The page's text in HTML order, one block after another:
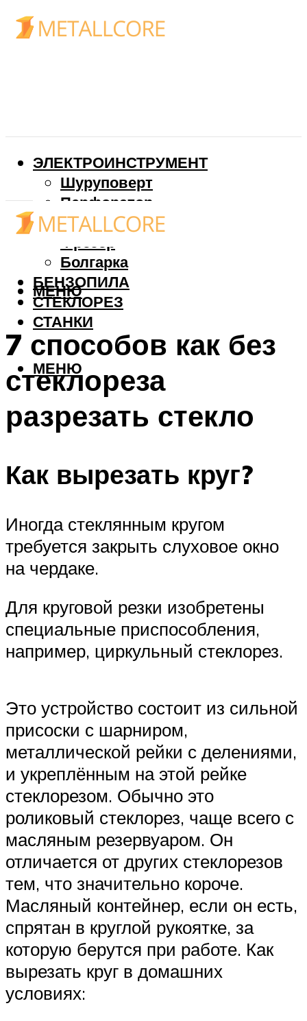
ЭЛЕКТРОИНСТРУМЕНТ
Шуруповерт
Перфоратор
Дрель
Фрезер
Болгарка
БЕНЗОПИЛА
СТЕКЛОРЕЗ
СТАНКИ
МЕНЮ
МЕНЮ
7 способов как без
стеклореза
разрезать стекло
Как вырезать круг?
Иногда стеклянным кругом
требуется закрыть слуховое окно
на чердаке.
Для круговой резки изобретены
специальные приспособления,
например, циркульный стеклорез.
Это устройство состоит из сильной
присоски с шарниром,
металлической рейки с делениями,
и укреплённым на этой рейке
стеклорезом. Обычно это
роликовый стеклорез, чаще всего с
масляным резервуаром. Он
отличается от других стеклорезов
тем, что значительно короче.
Масляный контейнер, если он есть,
спрятан в круглой рукоятке, за
которую берутся при работе. Как
вырезать круг в домашних
условиях: